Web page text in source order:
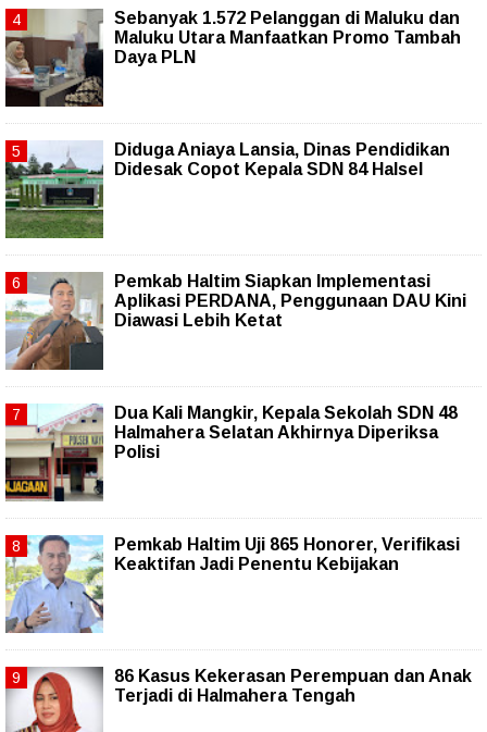
Sebanyak 1.572 Pelanggan di Maluku dan
Maluku Utara Manfaatkan Promo Tambah
Daya PLN
Diduga Aniaya Lansia, Dinas Pendidikan
Didesak Copot Kepala SDN 84 Halsel
Pemkab Haltim Siapkan Implementasi
Aplikasi PERDANA, Penggunaan DAU Kini
Diawasi Lebih Ketat
Dua Kali Mangkir, Kepala Sekolah SDN 48
Halmahera Selatan Akhirnya Diperiksa
Polisi
Pemkab Haltim Uji 865 Honorer, Verifikasi
Keaktifan Jadi Penentu Kebijakan
86 Kasus Kekerasan Perempuan dan Anak
Terjadi di Halmahera Tengah